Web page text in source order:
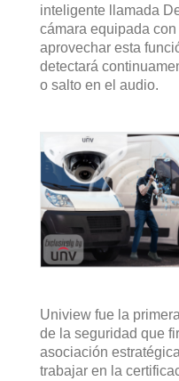
inteligente llamada
cámara equipada
aprovechar esta
detectará
o salto en el audio.
Uniview fue la
de la seguridad que
asociación
trabajar en la